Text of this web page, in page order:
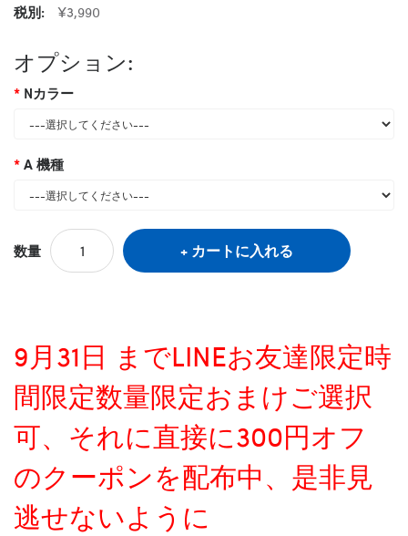
税別:
¥3,990
オプション:
Nカラー
A 機種
数量 カートに入れる
9月31日 までLINEお友達限定時
間限定数量限定おまけご選択
可、それに直接に300円オフ
のクーポンを配布中、是非見
逃せないように